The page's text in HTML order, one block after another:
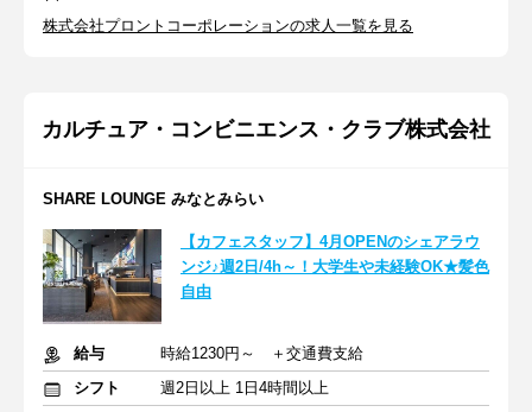
株式会社プロントコーポレーションの求人一覧を見る
カルチュア・コンビニエンス・クラブ株式会社
SHARE LOUNGE みなとみらい
【カフェスタッフ】4月OPENのシェアラウ
ンジ♪週2日/4h～！大学生や未経験OK★髪色
自由
給与
時給1230円～ ＋交通費支給
シフト
週2日以上 1日4時間以上